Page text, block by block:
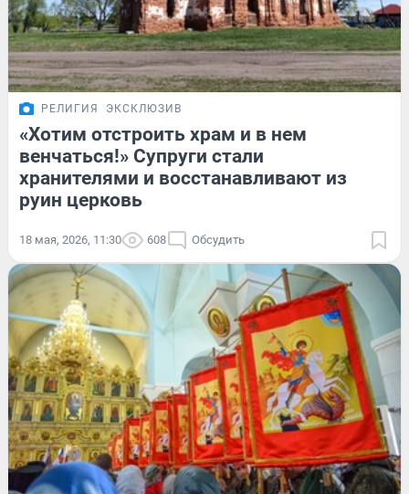
РЕЛИГИЯ ЭКСКЛЮЗИВ
«Хотим отстроить храм и в нем
венчаться!» Супруги стали
хранителями и восстанавливают из
руин церковь
18 мая, 2026, 11:30 608 Обсудить